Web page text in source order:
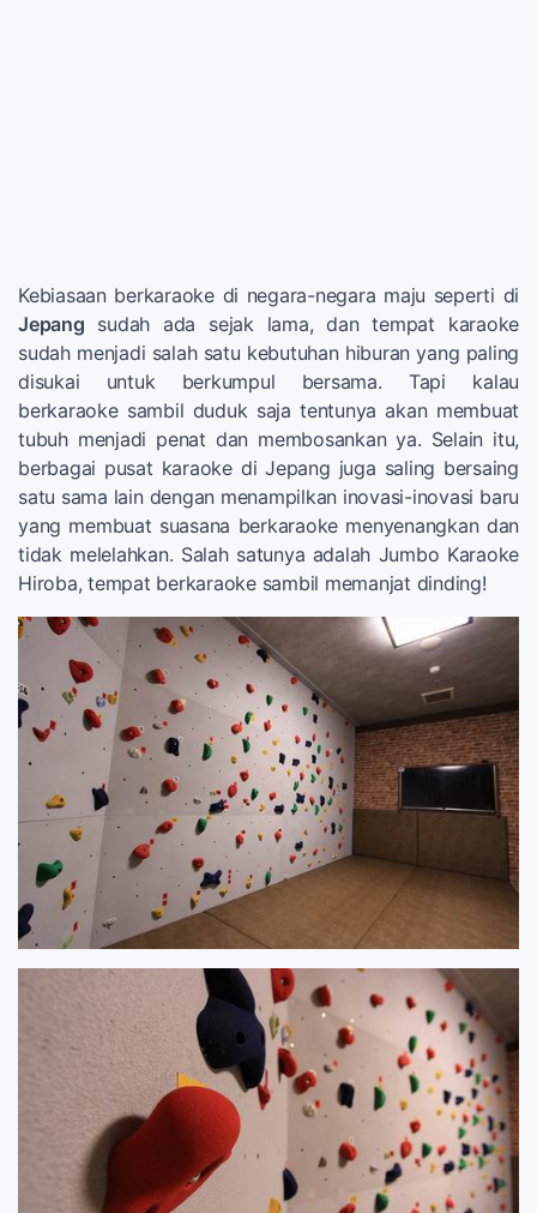
Kebiasaan berkaraoke di negara-negara maju seperti di
Jepang sudah ada sejak lama, dan tempat karaoke
sudah menjadi salah satu kebutuhan hiburan yang paling
disukai untuk berkumpul bersama. Tapi kalau
berkaraoke sambil duduk saja tentunya akan membuat
tubuh menjadi penat dan membosankan ya. Selain itu,
berbagai pusat karaoke di Jepang juga saling bersaing
satu sama lain dengan menampilkan inovasi-inovasi baru
yang membuat suasana berkaraoke menyenangkan dan
tidak melelahkan. Salah satunya adalah Jumbo Karaoke
Hiroba, tempat berkaraoke sambil memanjat dinding!